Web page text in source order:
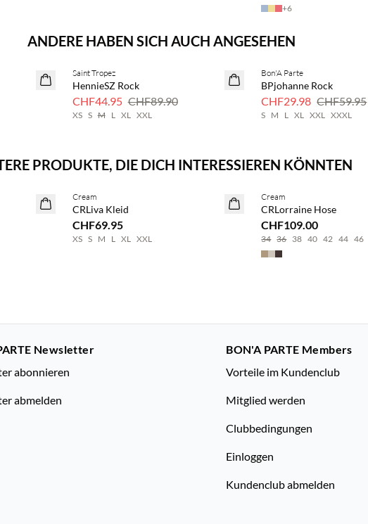
+6
ANDERE HABEN SICH AUCH ANGESEHEN
50 % Rabatt
Saint Tropez
HennieSZ Rock
CHF44.95 CHF89.90
XS S M L XL XXL
50 % Rabatt
Bon'A Parte
BPjohanne Rock
CHF29.98 CHF59.95
S M L XL XXL XXXL
PRODUKTE, DIE DICH INTERESSIEREN KÖNNTEN
NEUHEITEN
Kaufe mind. 2 & spare 20 %
Cream
CRLiva Kleid
CHF69.95
XS S M L XL XXL
NEUHEITEN
Kaufe mind. 2 & spare 20 %
Cream
CRLorraine Hose
CHF109.00
34 36 38 40 42 44 46
Newsletter
abonnieren
abmelden
BON'A PARTE Members
Vorteile im Kundenclub
Mitglied werden
Clubbedingungen
Einloggen
Kundenclub abmelden